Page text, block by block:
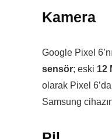
Kamera
Google Pixel
sensör; eski 12
olarak Pixel
Samsung